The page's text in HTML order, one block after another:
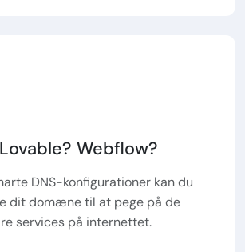
Webflow?
DNS-konfigurationer kan du
dit domæne til at pege på de
services på internettet.